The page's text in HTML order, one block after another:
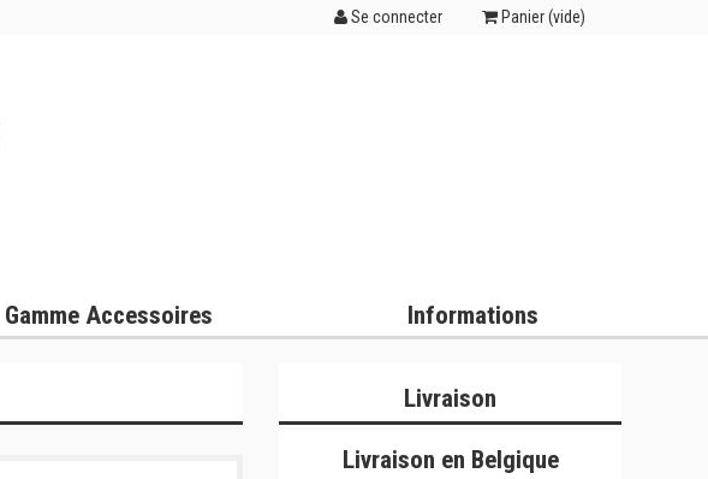
Se connecter Panier (vide)
Gamme Accessoires Informations
Livraison
Livraison en Belgique